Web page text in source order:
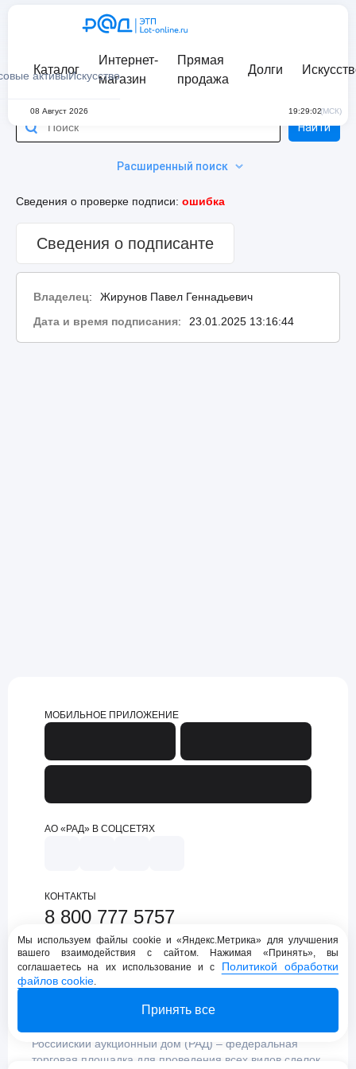
активыИскусство
Каталог
Интернет-
магазин
Прямая
продажа
Долги
08 Август 2026 19:29:02(МСК)
Расширенный поиск
Найти
Сведения о проверке подписи: ошибка
Сведения о подписанте
Владелец:
Жирунов Павел Геннадьевич
Дата и время подписания: 23.01.2025 13:16:44
МОБИЛЬНОЕ ПРИЛОЖЕНИЕ
АО «РАД» В СОЦСЕТЯХ
КОНТАКТЫ
8 800 777 5757
support@lot-online.ru
Техническая поддержка
Российский аукционный дом (РАД) – федеральная
торговая площадка для проведения всех видов сделок
Мы используем файлы cookie и «Яндекс.Метрика» для улучшения
вашего взаимодействия с сайтом. Нажимая «Принять», вы
соглашаетесь на их использование и с Политикой обработки
файлов cookie.
Принять все